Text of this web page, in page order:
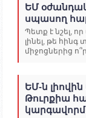
ԵՄ
սպասող
Պետք է նշել,
լինել, թե
միջոցներից
ԵՄ-ն
Թուրքիա